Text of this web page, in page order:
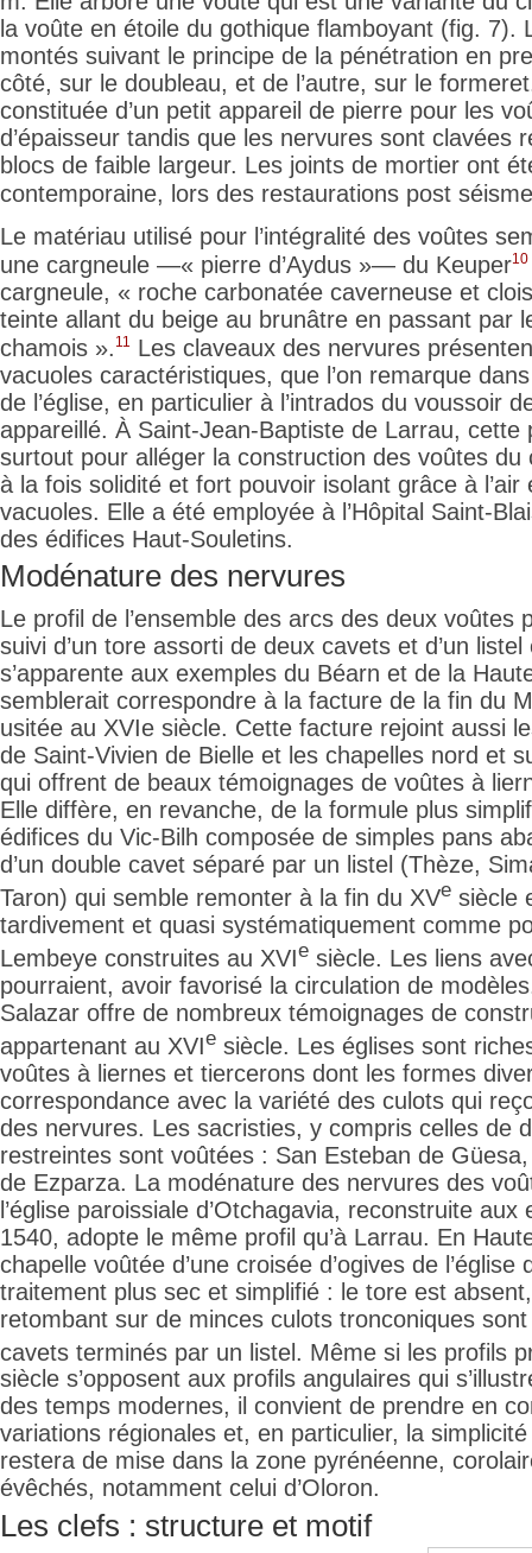
la voûte en étoile du gothique flamboyant (fig. 7).
montés suivant le principe de la pénétration en
côté, sur le doubleau, et de l’autre, sur le
constituée d’un petit appareil de pierre pour les
d’épaisseur tandis que les nervures sont clavées
blocs de faible largeur. Les joints de mortier ont
contemporaine, lors des restaurations post
Le matériau utilisé pour l’intégralité des voûtes
une cargneule —« pierre d’Aydus »— du Keuper10
cargneule, « roche carbonatée caverneuse et
teinte allant du beige au brunâtre en passant par
chamois ». 11 Les claveaux des nervures
vacuoles caractéristiques, que l’on remarque
de l’église, en particulier à l’intrados du voussoir
appareillé. À Saint-Jean-Baptiste de Larrau, cette
surtout pour alléger la construction des voûtes du
à la fois solidité et fort pouvoir isolant grâce à l’air
vacuoles. Elle a été employée à l’Hôpital Saint-
des édifices Haut-Souletins.
Modénature des nervures
Le profil de l’ensemble des arcs des deux voûtes
suivi d’un tore assorti de deux cavets et d’un
s’apparente aux exemples du Béarn et de la
semblerait correspondre à la facture de la fin du
usitée au XVIe siècle. Cette facture rejoint aussi
de Saint-Vivien de Bielle et les chapelles nord et
qui offrent de beaux témoignages de voûtes à
Elle diffère, en revanche, de la formule plus
édifices du Vic-Bilh composée de simples pans
d’un double cavet séparé par un listel (Thèze,
Taron) qui semble remonter à la fin du XVe siècle
tardivement et quasi systématiquement comme
Lembeye construites au XVIe siècle. Les liens
pourraient, avoir favorisé la circulation de
Salazar offre de nombreux témoignages de
appartenant au XVIe siècle. Les églises sont
voûtes à liernes et tiercerons dont les formes
correspondance avec la variété des culots qui
des nervures. Les sacristies, y compris celles de
restreintes sont voûtées : San Esteban de
de Ezparza. La modénature des nervures des
l’église paroissiale d’Otchagavia, reconstruite
1540, adopte le même profil qu’à Larrau. En
chapelle voûtée d’une croisée d’ogives de
traitement plus sec et simplifié : le tore est
retombant sur de minces culots tronconiques
cavets terminés par un listel. Même si les profils
siècle s’opposent aux profils angulaires qui
des temps modernes, il convient de prendre en
variations régionales et, en particulier, la
restera de mise dans la zone pyrénéenne,
évêchés, notamment celui d’Oloron.
Les clefs : structure et motif